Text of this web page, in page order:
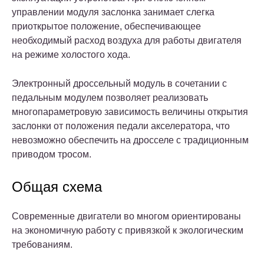
управлении модуля заслонка занимает слегка
приоткрытое положение, обеспечивающее
необходимый расход воздуха для работы двигателя
на режиме холостого хода.
Электронный дроссельный модуль в сочетании с
педальным модулем позволяет реализовать
многопараметровую зависимость величины открытия
заслонки от положения педали акселератора, что
невозможно обеспечить на дросселе с традиционным
приводом тросом.
Общая схема
Современные двигатели во многом ориентированы
на экономичную работу с привязкой к экологическим
требованиям.